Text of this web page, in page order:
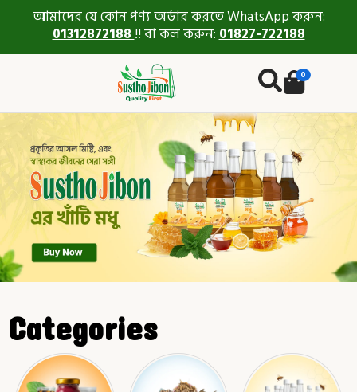
আমাদের যে কোন পণ্য অর্ডার করতে WhatsApp করুন:
01312872188!! বা কল করুন:01827-722188
0
Categories